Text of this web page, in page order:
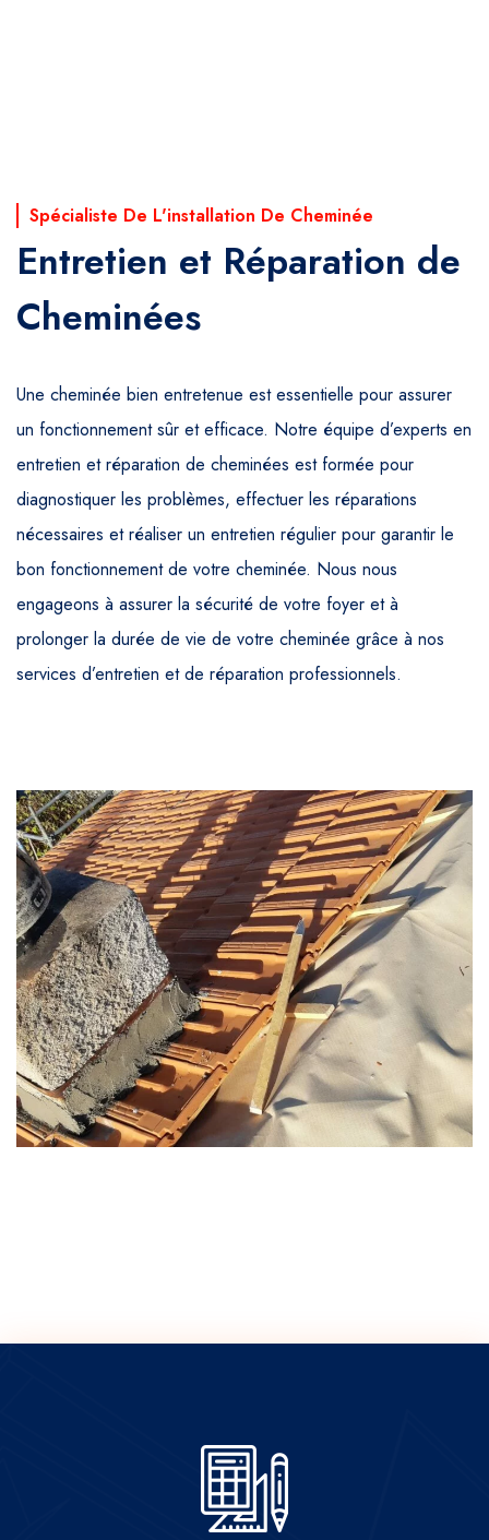
Spécialiste De L'installation De Cheminée
Entretien et Réparation de
Cheminées
Une cheminée bien entretenue est essentielle pour assurer
un fonctionnement sûr et efficace. Notre équipe d’experts en
entretien et réparation de cheminées est formée pour
diagnostiquer les problèmes, effectuer les réparations
nécessaires et réaliser un entretien régulier pour garantir le
bon fonctionnement de votre cheminée. Nous nous
engageons à assurer la sécurité de votre foyer et à
prolonger la durée de vie de votre cheminée grâce à nos
services d’entretien et de réparation professionnels.